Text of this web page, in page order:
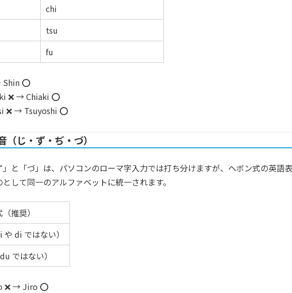
chi
tsu
fu
Shin ⭕️
❌ →Chiaki ⭕️
❌ → Tsuyoshi ⭕️
（じ・ず・ぢ・づ）
」と「づ」は、パソコンのローマ字入力では打ち分けますが、ヘボン式の英語表
して同一のアルファベットに統一されます。
推奨）
や di ではない）
ではない）
❌ → Jiro ⭕️